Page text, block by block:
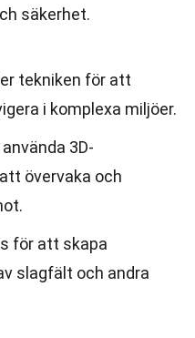
säkerhet.
tekniken för att
i komplexa miljöer.
3D-
övervaka och
för att skapa
slagfält och andra